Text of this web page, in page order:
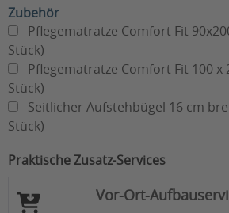
Zubehör
Pflegematratze Comfort Fit
Stück)
Pflegematratze Comfort Fit 100 x
Stück)
Seitlicher Aufstehbügel 16 cm
Stück)
Praktische Zusatz-Services
Vor-Ort-